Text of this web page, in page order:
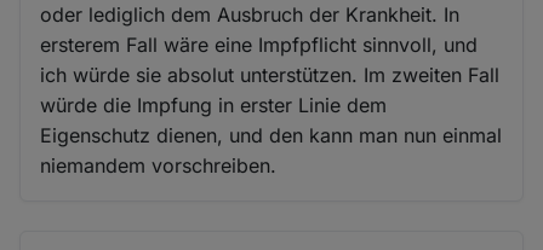
oder lediglich dem Ausbruch der Krankheit. In
ersterem Fall wäre eine Impfpflicht sinnvoll, und
ich würde sie absolut unterstützen. Im zweiten Fall
würde die Impfung in erster Linie dem
Eigenschutz dienen, und den kann man nun einmal
niemandem vorschreiben.